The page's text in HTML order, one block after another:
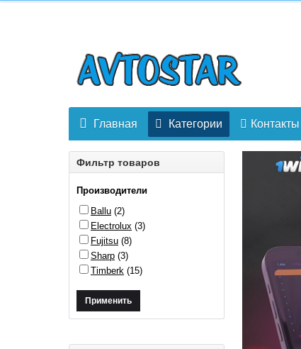
Главная Категории Контакты
Фильтр товаров
Производители
Ballu (2)
Electrolux (3)
Fujitsu (8)
Sharp (3)
Timberk (15)
Применить